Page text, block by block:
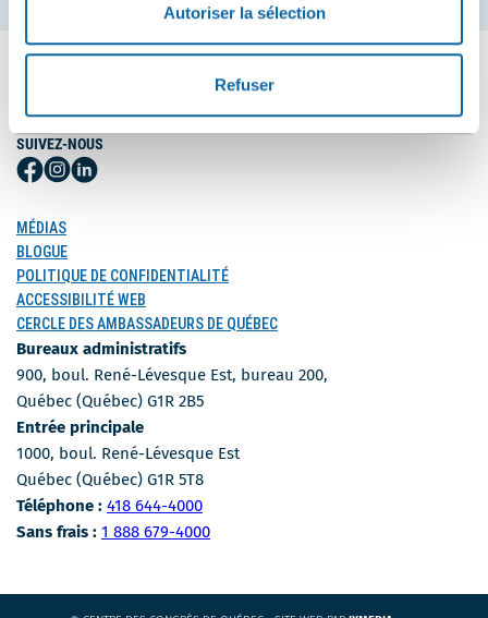
Autoriser la sélection
Refuser
SUIVEZ-NOUS
Suivez-
sur
Facebook
Suivez-
Instagram
Suivez-
MÉDIAS
BLOGUE
POLITIQUE DE CONFIDENTIALITÉ
ACCESSIBILITÉ WEB
CERCLE DES AMBASSADEURS DE QUÉBEC
Bureaux administratifs
900, boul. René-Lévesque Est, bureau 200,
Québec (Québec) G1R 2B5
Entrée principale
1000, boul. René-Lévesque Est
Québec (Québec) G1R 5T8
Téléphone : Numéro de téléphone
418 644-4000
Sans frais : Numéro sans-frais
1 888 679-4000